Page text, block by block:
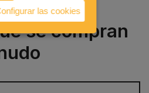
se compran
las cookies